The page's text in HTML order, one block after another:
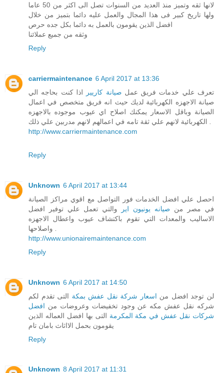
لانها ثقه وتميز منذ العديد من السنوات تصل الى اكثر من 50 عاما
ولها تاريخ كبير فى هذا المجال والعمل عليه دائما بتميز من خلال
افضل الذين يقومون بالعمل به دائما بكل جده حرص
وثقه من جميع عملائنا
Reply
carriermaintenance 6 April 2017 at 13:36
تعرف علي خدمات فريق عمل صيانة كاريير
اذا كنت بحاجه الي
صيانة الاجهزه الكهربائية لديك حيث انه فريق متخصص في اعمال
الصيانة وباقل الاسعار يمكنك اصلاح اي عيوب موجوده بالاجهزه
http://www.carriermaintenance.com
Reply
Unknown 6 April 2017 at 13:44
احصل علي افضل الخدمات فور التواصل مع اقوي مراكز الصيانة
في مصر من صيانه يونيون اير
والتي تعمل علي توفير افضل
الاساليب والمعدات التي تقوم باكتشاف عيوب واعطال الاجهزه
http://www.unionairemaintenance.com
Reply
Unknown 6 April 2017 at 14:50
لن توجد افضل من اسعار شركة نقل عفش بمكة التى تقدم لكم
شركه نقل عفش مكه عن وجود تخفيضات وعروضات من افضل
شركات نقل عفش في مكة المكرمة التى بها افضل العماله الذين
يقومون بحمل الااثاث بامان تام
Reply
Unknown 8 April 2017 at 11:31